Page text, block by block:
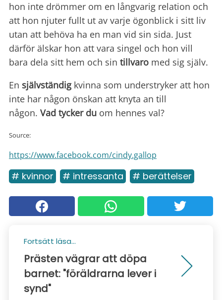
hon inte drömmer om en långvarig relation och
att hon njuter fullt ut av varje ögonblick i sitt liv
utan att behöva ha en man vid sin sida. Just
därför älskar hon att vara singel och hon vill
bara dela sitt hem och sin tillvaro med sig själv.
En självständigkvinna som understryker att hon
inte har någon önskan att knyta an till
någon. Vad tycker du om hennes val?
Source:
https://www.facebook.com/cindy.gallop
# kvinnor # intressanta # berättelser
Fortsätt läsa...
Prästen vägrar att döpa
barnet: "föräldrarna lever i
synd"